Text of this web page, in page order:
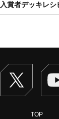
入賞者デッキレシ
Twitter
TOP